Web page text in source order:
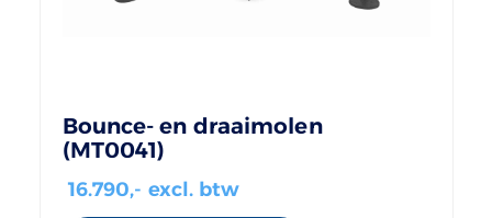
Bounce- en draaimolen
(MT0041)
16.790,- excl. btw